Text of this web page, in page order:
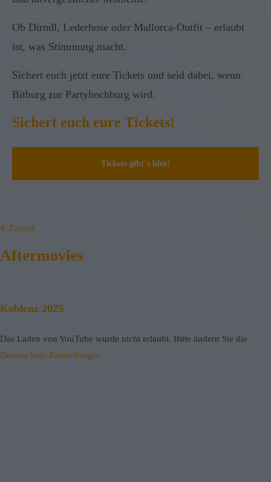
Ob Dirndl, Lederhose oder Mallorca-Outfit – erlaubt
ist, was Stimmung macht.
Sichert euch jetzt eure Tickets und seid dabei, wenn
Bitburg zur Partyhochburg wird.
Sichert euch eure Tickets!
Tickets gibt´s hier!
Zurück
Aftermovies
Koblenz 2025
Das Laden von YouTube wurde nicht erlaubt. Bitte ändern Sie die
Datenschutz-Einstellungen